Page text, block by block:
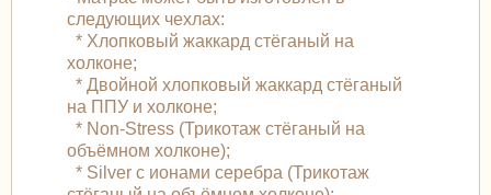
следующих чехлах:
* Хлопковый жаккард стёганый на
холконе;
* Двойной хлопковый жаккард стёганый
на ППУ и холконе;
* Non-Stress (Трикотаж стёганый на
объёмном холконе);
* Silver с ионами серебра (Трикотаж